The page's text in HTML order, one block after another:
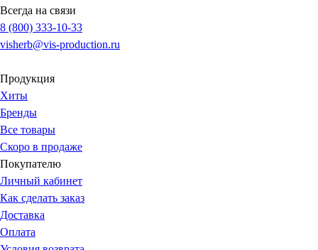
Всегда на связи
8 (800) 333-10-33
visherb@vis-production.ru
Продукция
Хиты
Бренды
Все товары
Скоро в продаже
Покупателю
Личный кабинет
Как сделать заказ
Доставка
Оплата